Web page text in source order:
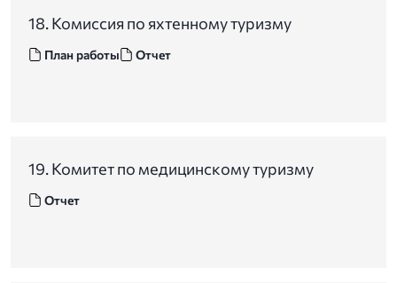
18. Комиссия по яхтенному туризму
План работы Отчет
19. Комитет по медицинскому туризму
Отчет